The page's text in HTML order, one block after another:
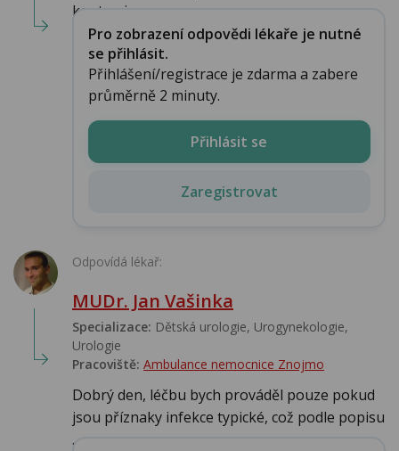
kontamin...
Pro zobrazení odpovědi lékaře je nutné
se přihlásit.
Přihlášení/registrace je zdarma a zabere
průměrně 2 minuty.
Přihlásit se
Zaregistrovat
Odpovídá lékař:
MUDr. Jan Vašinka
Specializace: Dětská urologie, Urogynekologie,
Urologie‎
Pracoviště: Ambulance nemocnice Znojmo
Dobrý den, léčbu bych prováděl pouze pokud
jsou příznaky infekce typické, což podle popisu
...